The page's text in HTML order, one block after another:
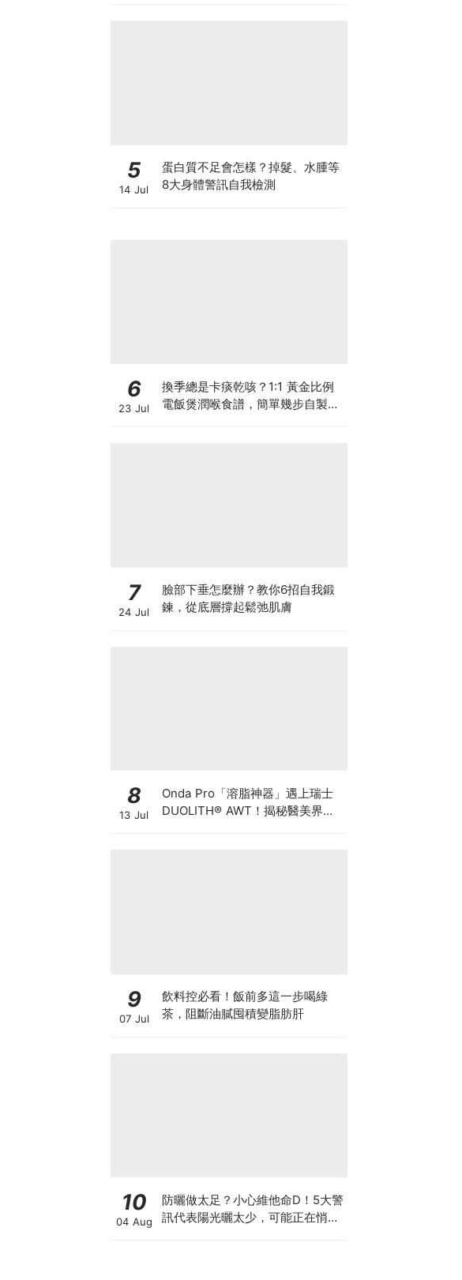
5
14 Jul
蛋白質不足會怎樣？掉髮、水腫等
8大身體警訊自我檢測
6
23 Jul
換季總是卡痰乾咳？1:1 黃金比例
電飯煲潤喉食譜，簡單幾步自製天
7
24 Jul
臉部下垂怎麼辦？教你6招自我鍛
鍊，從底層撐起鬆弛肌膚
8
13 Jul
Onda Pro「溶脂神器」遇上瑞士
DUOLITH® AWT！揭秘醫美界悄
9
07 Jul
飲料控必看！飯前多這一步喝綠
茶，阻斷油膩囤積變脂肪肝
10
04 Aug
防曬做太足？小心維他命D！5大警
訊代表陽光曬太少，可能正在悄悄